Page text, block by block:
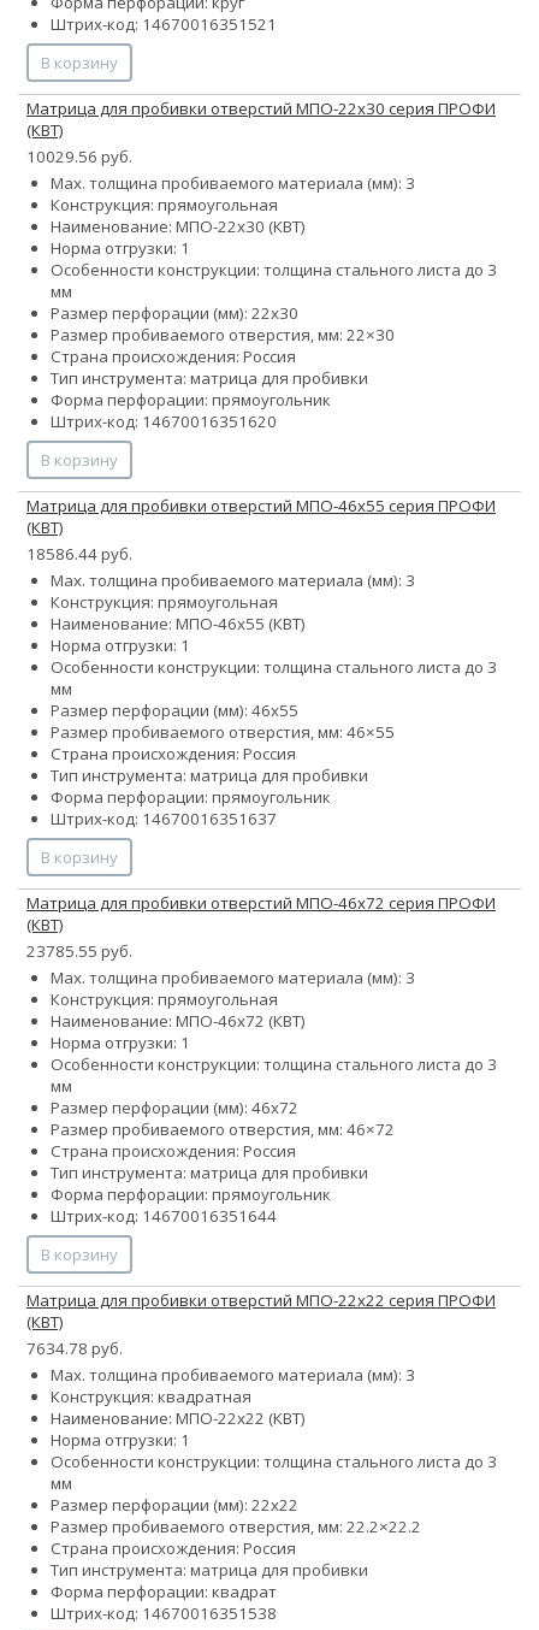
Штрих-код: 14670016351521
В корзину
Матрица для пробивки отверстий МПО-22х30 серия ПРОФИ
(КВТ)
10029.56 руб.
Max. толщина пробиваемого материала (мм): 3
Конструкция: прямоугольная
Наименование: МПО-22х30 (КВТ)
Норма отгрузки: 1
Особенности конструкции: толщина стального листа до 3
мм
Размер перфорации (мм): 22х30
Размер пробиваемого отверстия, мм: 22×30
Страна происхождения: Россия
Тип инструмента: матрица для пробивки
Форма перфорации: прямоугольник
Штрих-код: 14670016351620
В корзину
Матрица для пробивки отверстий МПО-46х55 серия ПРОФИ
(КВТ)
18586.44 руб.
Max. толщина пробиваемого материала (мм): 3
Конструкция: прямоугольная
Наименование: МПО-46х55 (КВТ)
Норма отгрузки: 1
Особенности конструкции: толщина стального листа до 3
мм
Размер перфорации (мм): 46х55
Размер пробиваемого отверстия, мм: 46×55
Страна происхождения: Россия
Тип инструмента: матрица для пробивки
Форма перфорации: прямоугольник
Штрих-код: 14670016351637
В корзину
Матрица для пробивки отверстий МПО-46х72 серия ПРОФИ
(КВТ)
23785.55 руб.
Max. толщина пробиваемого материала (мм): 3
Конструкция: прямоугольная
Наименование: МПО-46х72 (КВТ)
Норма отгрузки: 1
Особенности конструкции: толщина стального листа до 3
мм
Размер перфорации (мм): 46х72
Размер пробиваемого отверстия, мм: 46×72
Страна происхождения: Россия
Тип инструмента: матрица для пробивки
Форма перфорации: прямоугольник
Штрих-код: 14670016351644
В корзину
Матрица для пробивки отверстий МПО-22х22 серия ПРОФИ
(КВТ)
7634.78 руб.
Max. толщина пробиваемого материала (мм): 3
Конструкция: квадратная
Наименование: МПО-22х22 (КВТ)
Норма отгрузки: 1
Особенности конструкции: толщина стального листа до 3
мм
Размер перфорации (мм): 22х22
Размер пробиваемого отверстия, мм: 22.2×22.2
Страна происхождения: Россия
Тип инструмента: матрица для пробивки
Форма перфорации: квадрат
Штрих-код: 14670016351538